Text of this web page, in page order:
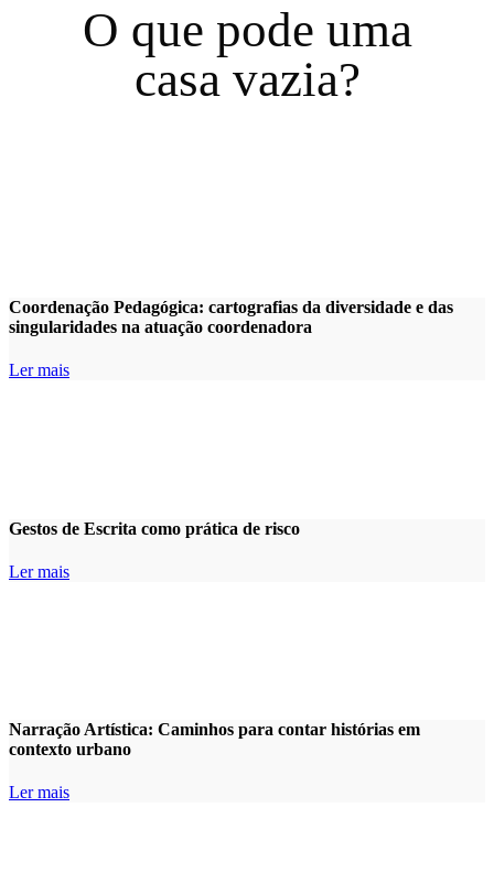
O que pode uma
casa vazia?
Coordenação Pedagógica: cartografias da diversidade e das
singularidades na atuação coordenadora
Ler mais
Gestos de Escrita como prática de risco
Ler mais
Narração Artística: Caminhos para contar histórias em
contexto urbano
Ler mais